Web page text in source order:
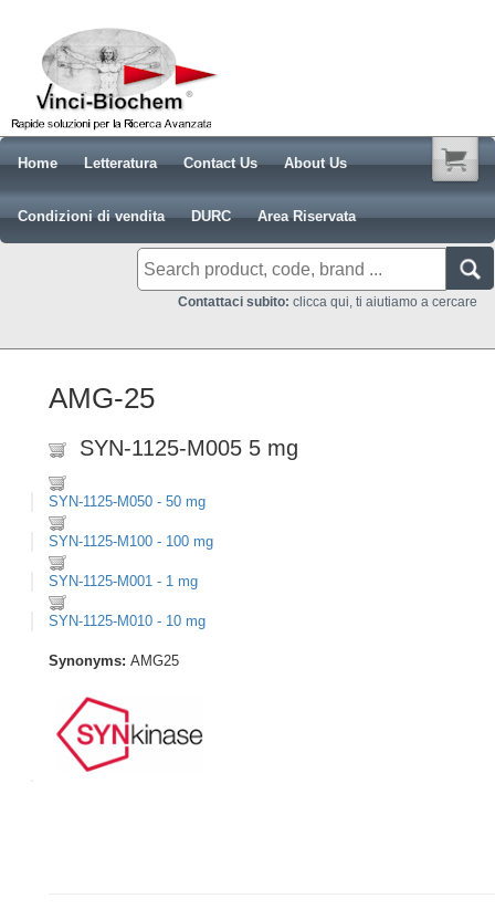
Home Letteratura Contact Us About Us
Condizioni di vendita DURC Area Riservata
Contattaci subito: clicca qui, ti aiutiamo a cercare
AMG-25
SYN-1125-M005 5 mg
SYN-1125-M050 - 50 mg
SYN-1125-M100 - 100 mg
SYN-1125-M001 - 1 mg
SYN-1125-M010 - 10 mg
Synonyms: AMG25